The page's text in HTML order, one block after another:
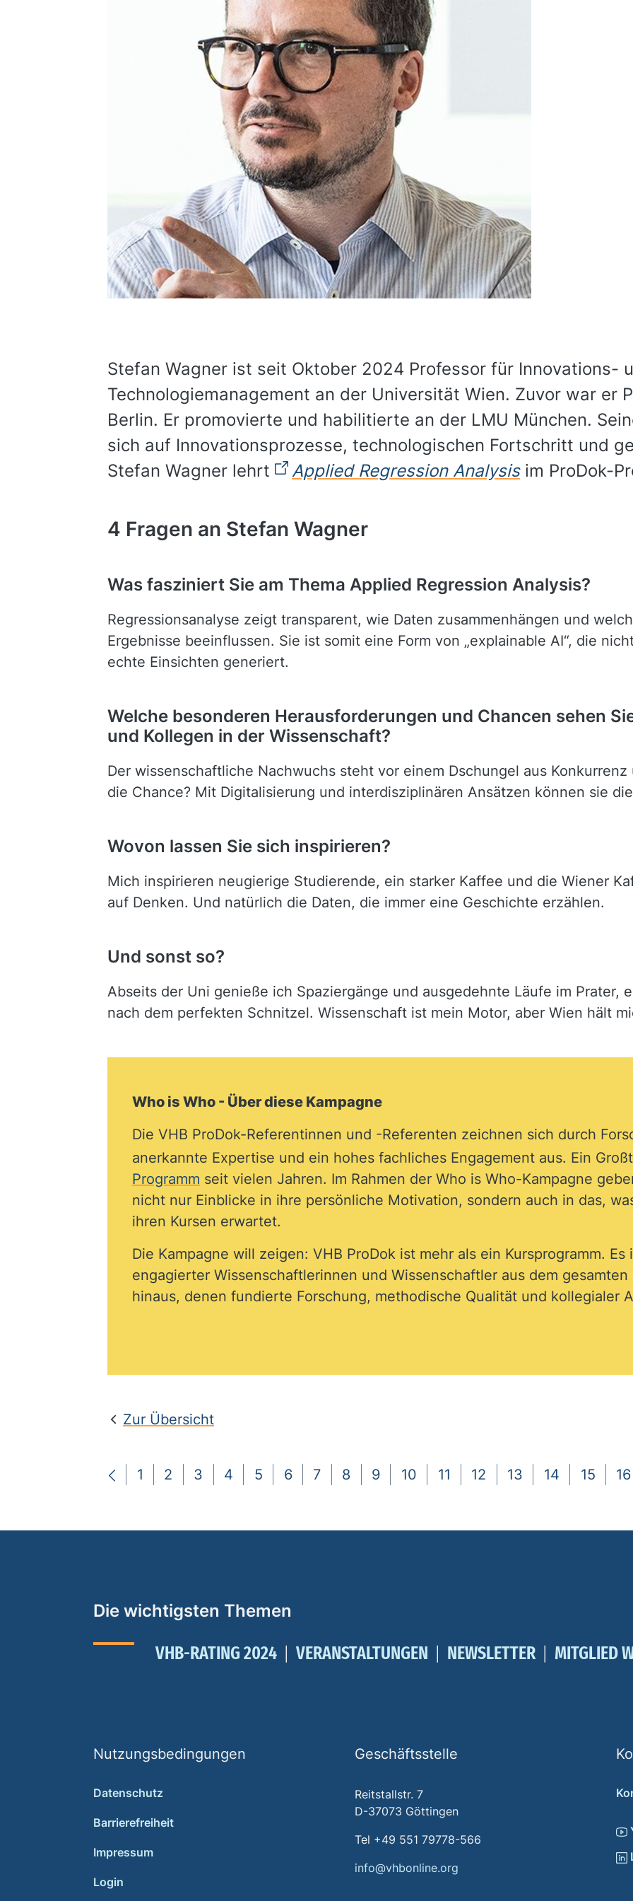
Stefan Wagner ist seit Oktober 2024 Professor für Innovations-
Technologiemanagement an der Universität Wien. Zuvor war er
Berlin. Er promovierte und habilitierte an der LMU München.
sich auf Innovationsprozesse, technologischen Fortschritt und
Stefan Wagner lehrt
Applied Regression Analysisim ProDok-
4 Fragen an Stefan Wagner
Was fasziniert Sie am Thema Applied Regression Analysis?
Regressionsanalyse zeigt transparent, wie Daten zusammenhängen und
Ergebnisse beeinflussen. Sie ist somit eine Form von „explainable AI“, die
echte Einsichten generiert.
Welche besonderen Herausforderungen und Chancen sehen
und Kollegen in der Wissenschaft?
Der wissenschaftliche Nachwuchs steht vor einem Dschungel aus Konkurrenz
die Chance? Mit Digitalisierung und interdisziplinären Ansätzen können sie die
Wovon lassen Sie sich inspirieren?
Mich inspirieren neugierige Studierende, ein starker Kaffee und die Wiener
auf Denken. Und natürlich die Daten, die immer eine Geschichte erzählen.
Und sonst so?
Abseits der Uni genieße ich Spaziergänge und ausgedehnte Läufe im Prater,
nach dem perfekten Schnitzel. Wissenschaft ist mein Motor, aber Wien hält
Who is Who - Über diese Kampagne
Die VHB ProDok-Referentinnen und -Referenten zeichnen sich durch
anerkannte Expertise und ein hohes fachliches Engagement aus. Ein
Programm seit vielen Jahren. Im Rahmen der Who is Who-Kampagne
nicht nur Einblicke in ihre persönliche Motivation, sondern auch in das,
ihren Kursen erwartet.
Die Kampagne will zeigen: VHB ProDok ist mehr als ein Kursprogramm. Es
engagierter Wissenschaftlerinnen und Wissenschaftler aus dem gesamten
hinaus, denen fundierte Forschung, methodische Qualität und kollegialer
Zur Übersicht
1 2 3 4 5 6 7 8 9 10 11 12 13 14 15 16
Die wichtigsten Themen
VHB-RATING 2024 VERANSTALTUNGEN NEWSLETTER MITGLIED
Nutzungsbedingungen
Datenschutz
Barrierefreiheit
Impressum
Login
Geschäftsstelle
Reitstallstr. 7
D-37073 Göttingen
Tel +49 551 79778-566
info@vhbonline.org